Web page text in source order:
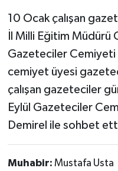
10 Ocak çalışan
İl Milli Eğitim Müdürü
Gazeteciler Cemiyeti
cemiyet üyesi
çalışan gazeteciler
Eylül Gazeteciler
Demirel ile sohbet
Muhabir: Mustafa Usta